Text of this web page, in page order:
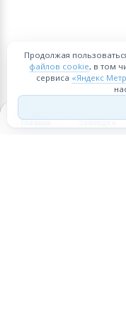
Главная Закладки
Продолжая
файлов cookie, в том
сервиса «Яндекс